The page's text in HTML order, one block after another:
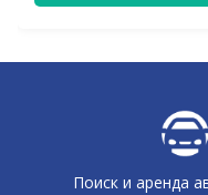
Поиск и аренда